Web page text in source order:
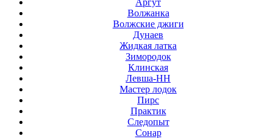
Аргут
Волжанка
Волжские джиги
Дунаев
Жидкая латка
Зимородок
Клинская
Левша-НН
Мастер лодок
Пирс
Практик
Следопыт
Сонар